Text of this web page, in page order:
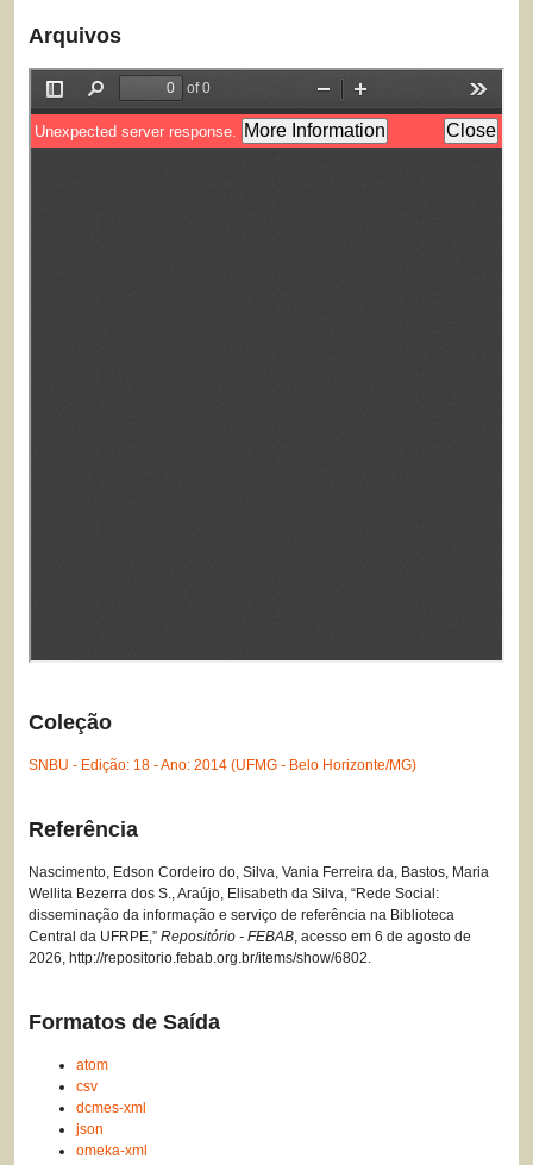
Arquivos
Coleção
SNBU - Edição: 18 - Ano: 2014 (UFMG - Belo Horizonte/MG)
Referência
Nascimento, Edson Cordeiro do, Silva, Vania Ferreira da, Bastos, Maria
Wellita Bezerra dos S., Araújo, Elisabeth da Silva, “Rede Social:
disseminação da informação e serviço de referência na Biblioteca
Central da UFRPE,” Repositório - FEBAB, acesso em 6 de agosto de
2026, http://repositorio.febab.org.br/items/show/6802.
Formatos de Saída
atom
csv
dcmes-xml
json
omeka-xml